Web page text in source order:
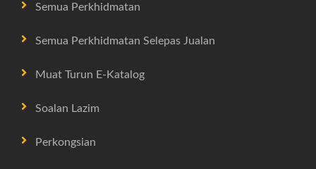
Semua Perkhidmatan
Semua Perkhidmatan Selepas Jualan
Muat Turun E-Katalog
Soalan Lazim
Perkongsian